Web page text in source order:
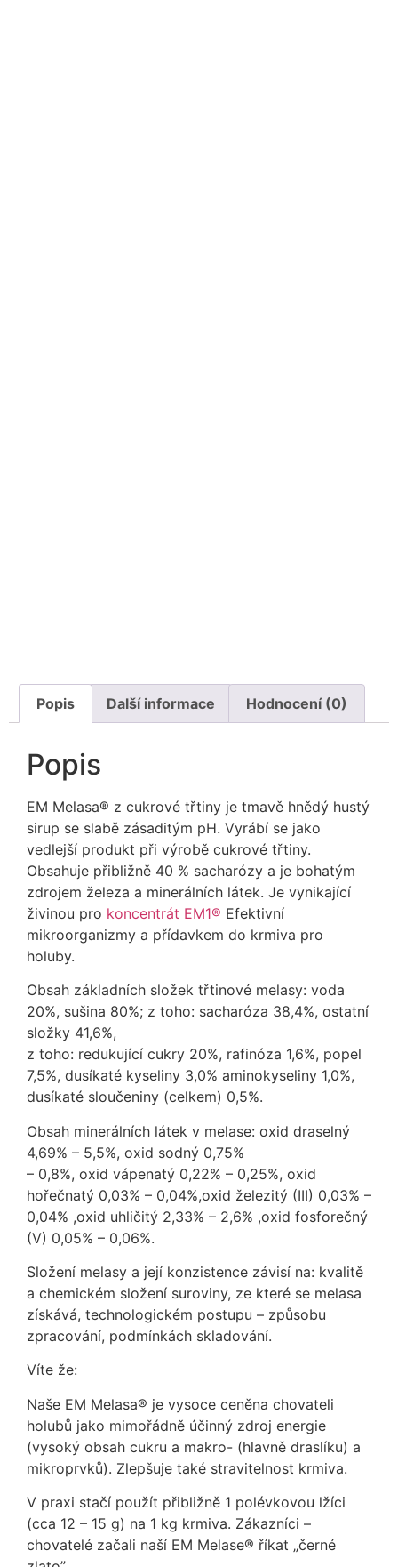
Popis Další informace Hodnocení (0)
Popis
EM Melasa® z cukrové třtiny je tmavě hnědý hustý
sirup se slabě zásaditým pH. Vyrábí se jako
vedlejší produkt při výrobě cukrové třtiny.
Obsahuje přibližně 40 % sacharózy a je bohatým
zdrojem železa a minerálních látek. Je vynikající
živinou pro koncentrát EM1® Efektivní
mikroorganizmy a přídavkem do krmiva pro
holuby.
Obsah základních složek třtinové melasy: voda
20%, sušina 80%; z toho: sacharóza 38,4%, ostatní
složky 41,6%,
z toho: redukující cukry 20%, rafinóza 1,6%, popel
7,5%, dusíkaté kyseliny 3,0% aminokyseliny 1,0%,
dusíkaté sloučeniny (celkem) 0,5%.
Obsah minerálních látek v melase: oxid draselný
4,69% – 5,5%, oxid sodný 0,75%
– 0,8%, oxid vápenatý 0,22% – 0,25%, oxid
hořečnatý 0,03% – 0,04%,oxid železitý (III) 0,03% –
0,04% ,oxid uhličitý 2,33% – 2,6% ,oxid fosforečný
(V) 0,05% – 0,06%.
Složení melasy a její konzistence závisí na: kvalitě
a chemickém složení suroviny, ze které se melasa
získává, technologickém postupu – způsobu
zpracování, podmínkách skladování.
Víte že:
Naše EM Melasa® je vysoce ceněna chovateli
holubů jako mimořádně účinný zdroj energie
(vysoký obsah cukru a makro- (hlavně draslíku) a
mikroprvků). Zlepšuje také stravitelnost krmiva.
V praxi stačí použít přibližně 1 polévkovou lžíci
(cca 12 – 15 g) na 1 kg krmiva. Zákazníci –
chovatelé začali naší EM Melase® říkat „černé